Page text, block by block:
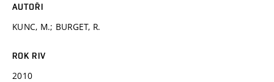
AUTOŘI
KUNC, M.; BURGET, R.
ROK RIV
2010